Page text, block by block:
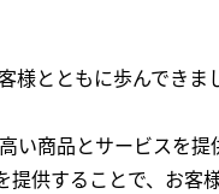
とともに歩んでき
商品とサービスを
供することで、お客